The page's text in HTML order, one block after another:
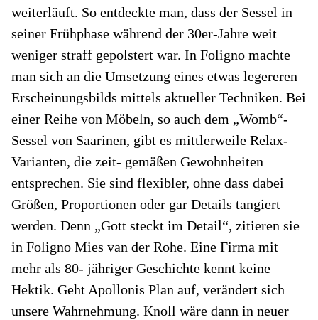
weiterläuft. So entdeckte man, dass der Sessel in
seiner Frühphase während der 30er-Jahre weit
weniger straff gepolstert war. In Foligno machte
man sich an die Umsetzung eines etwas legereren
Erscheinungsbilds mittels aktueller Techniken. Bei
einer Reihe von Möbeln, so auch dem „Womb“-
Sessel von Saarinen, gibt es mittlerweile Relax-
Varianten, die zeit- gemäßen Gewohnheiten
entsprechen. Sie sind flexibler, ohne dass dabei
Größen, Proportionen oder gar Details tangiert
werden. Denn „Gott steckt im Detail“, zitieren sie
in Foligno Mies van der Rohe. Eine Firma mit
mehr als 80- jähriger Geschichte kennt keine
Hektik. Geht Apollonis Plan auf, verändert sich
unsere Wahrnehmung. Knoll wäre dann in neuer